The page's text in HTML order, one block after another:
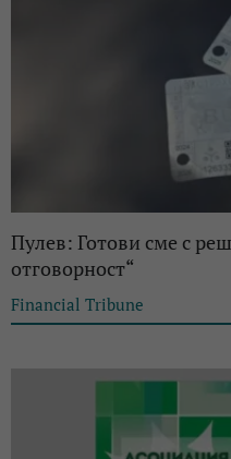
Пулев: Готови сме с
отговорност“
Financial Tribune